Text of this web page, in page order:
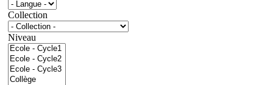
Collection
Niveau